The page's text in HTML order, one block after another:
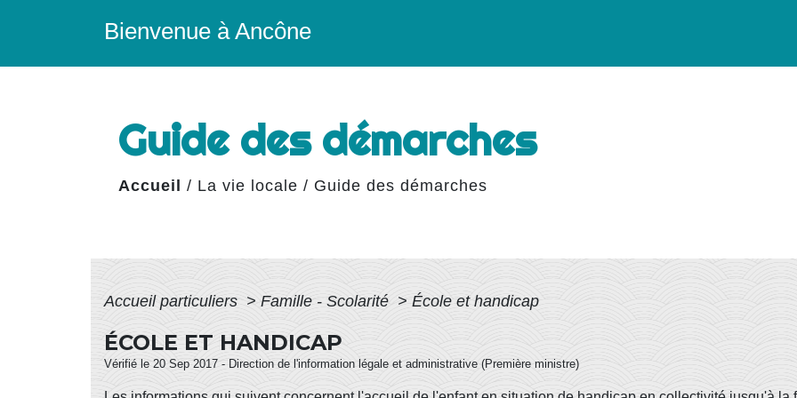
Bienvenue à Ancône
Guide des démarches
Accueil / La vie locale / Guide des démarches
Accueil particuliers > Famille - Scolarité > École et handicap
ÉCOLE ET HANDICAP
Vérifié le 20 Sep 2017 - Direction de l'information légale et administrative (Première ministre)